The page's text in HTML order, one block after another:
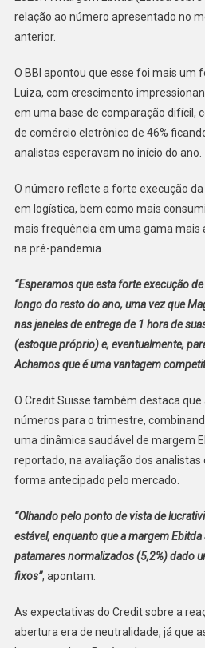
relação ao número apresentado no
anterior.
O BBI apontou que esse foi mais um
Luiza, com crescimento
em uma base de comparação difícil,
de comércio eletrônico de 46%
analistas esperavam no início do ano.
O número reflete a forte execução
em logística, bem como mais
mais frequência em uma gama mais
na pré-pandemia.
“Esperamos que esta forte execução
longo do resto do ano, uma vez que
nas janelas de entrega de 1 hora de
(estoque próprio) e, eventualmente,
Achamos que é uma vantagem
O Credit Suisse também destaca
números para o trimestre,
uma dinâmica saudável de margem
reportado, na avaliação dos analistas
forma antecipado pelo mercado.
“Olhando pelo ponto de vista de
estável, enquanto que a margem
patamares normalizados (5,2%) dado
fixos”, apontam.
As expectativas do Credit sobre a
abertura era de neutralidade, já que